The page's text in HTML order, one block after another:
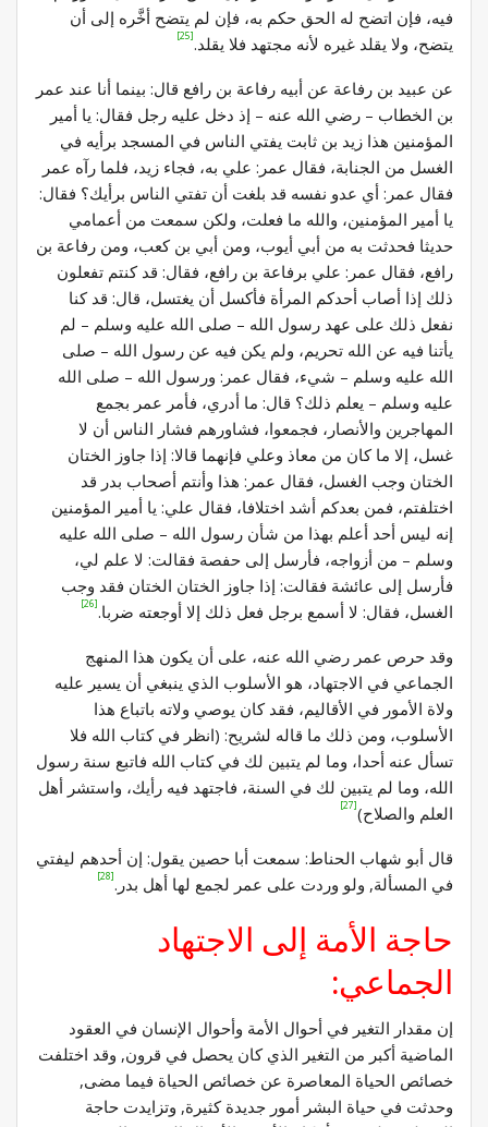
فيه، فإن اتضح له الحق حكم به، فإن لم يتضح أخَّره إلى أن
يتضح، ولا يقلد غيره لأنه مجتهد فلا يقلد.[25]
عن عبيد بن رفاعة عن أبيه رفاعة بن رافع قال: بينما أنا عند عمر
بن الخطاب – رضي الله عنه – إذ دخل عليه رجل فقال: يا أمير
المؤمنين هذا زيد بن ثابت يفتي الناس في المسجد برأيه في
الغسل من الجنابة، فقال عمر: علي به، فجاء زيد، فلما رآه عمر
فقال عمر: أي عدو نفسه قد بلغت أن تفتي الناس برأيك؟ فقال:
يا أمير المؤمنين، والله ما فعلت، ولكن سمعت من أعمامي
حديثا فحدثت به من أبي أيوب، ومن أبي بن كعب، ومن رفاعة بن
رافع، فقال عمر: علي برفاعة بن رافع، فقال: قد كنتم تفعلون
ذلك إذا أصاب أحدكم المرأة فأكسل أن يغتسل، قال: قد كنا
نفعل ذلك على عهد رسول الله – صلى الله عليه وسلم – لم
يأتنا فيه عن الله تحريم، ولم يكن فيه عن رسول الله – صلى
الله عليه وسلم – شيء، فقال عمر: ورسول الله – صلى الله
عليه وسلم – يعلم ذلك؟ قال: ما أدري، فأمر عمر بجمع
المهاجرين والأنصار، فجمعوا، فشاورهم فشار الناس أن لا
غسل، إلا ما كان من معاذ وعلي فإنهما قالا: إذا جاوز الختان
الختان وجب الغسل، فقال عمر: هذا وأنتم أصحاب بدر قد
اختلفتم، فمن بعدكم أشد اختلافا، فقال علي: يا أمير المؤمنين
إنه ليس أحد أعلم بهذا من شأن رسول الله – صلى الله عليه
وسلم – من أزواجه، فأرسل إلى حفصة فقالت: لا علم لي،
فأرسل إلى عائشة فقالت: إذا جاوز الختان الختان فقد وجب
الغسل، فقال: لا أسمع برجل فعل ذلك إلا أوجعته ضربا.[26]
وقد حرص عمر رضي الله عنه، على أن يكون هذا المنهج
الجماعي في الاجتهاد، هو الأسلوب الذي ينبغي أن يسير عليه
ولاة الأمور في الأقاليم، فقد كان يوصي ولاته باتباع هذا
الأسلوب، ومن ذلك ما قاله لشريح: (انظر في كتاب الله فلا
تسأل عنه أحدا، وما لم يتبين لك في كتاب الله فاتبع سنة رسول
الله، وما لم يتبين لك في السنة، فاجتهد فيه رأيك، واستشر أهل
العلم والصلاح)[27]
قال أبو شهاب الحناط: سمعت أبا حصين يقول: إن أحدهم ليفتي
في المسألة, ولو وردت على عمر لجمع لها أهل بدر.[28]
حاجة الأمة إلى الاجتهاد
الجماعي:
إن مقدار التغير في أحوال الأمة وأحوال الإنسان في العقود
الماضية أكبر من التغير الذي كان يحصل في قرون, وقد اختلفت
خصائص الحياة المعاصرة عن خصائص الحياة فيما مضى,
وحدثت في حياة البشر أمور جديدة كثيرة, وتزايدت حاجة